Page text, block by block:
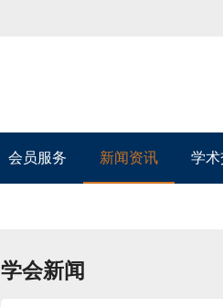
会员服务 新闻资讯 学
学会新闻